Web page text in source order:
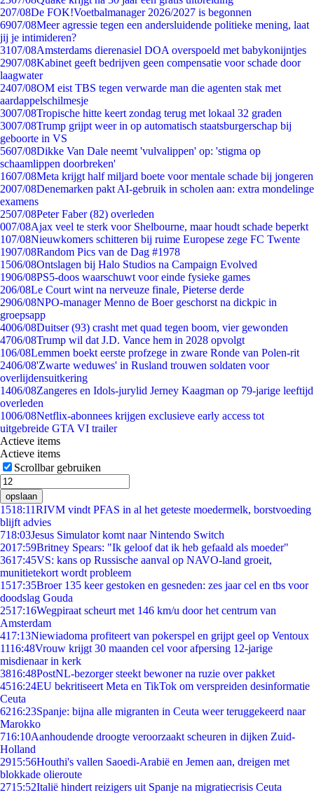
207/08De FOK!Voetbalmanager 2026/2027 is begonnen
6907/08Meer agressie tegen een andersluidende politieke mening, laat
jij je intimideren?
3107/08Amsterdams dierenasiel DOA overspoeld met babykonijntjes
2907/08Kabinet geeft bedrijven geen compensatie voor schade door
laagwater
2407/08OM eist TBS tegen verwarde man die agenten stak met
aardappelschilmesje
3007/08Tropische hitte keert zondag terug met lokaal 32 graden
3007/08Trump grijpt weer in op automatisch staatsburgerschap bij
geboorte in VS
5607/08Dikke Van Dale neemt 'vulvalippen' op: 'stigma op
schaamlippen doorbreken'
1607/08Meta krijgt half miljard boete voor mentale schade bij jongeren
2007/08Denemarken pakt AI-gebruik in scholen aan: extra mondelinge
examens
2507/08Peter Faber (82) overleden
007/08Ajax veel te sterk voor Shelbourne, maar houdt schade beperkt
107/08Nieuwkomers schitteren bij ruime Europese zege FC Twente
1907/08Random Pics van de Dag #1978
1506/08Ontslagen bij Halo Studios na Campaign Evolved
1906/08PS5-doos waarschuwt voor einde fysieke games
206/08Le Court wint na nerveuze finale, Pieterse derde
2906/08NPO-manager Menno de Boer geschorst na dickpic in
groepsapp
4006/08Duitser (93) crasht met quad tegen boom, vier gewonden
4706/08Trump wil dat J.D. Vance hem in 2028 opvolgt
106/08Lemmen boekt eerste profzege in zware Ronde van Polen-rit
2406/08'Zwarte weduwes' in Rusland trouwen soldaten voor
overlijdensuitkering
1406/08Zangeres en Idols-jurylid Jerney Kaagman op 79-jarige leeftijd
overleden
1006/08Netflix-abonnees krijgen exclusieve early access tot
uitgebreide GTA VI trailer
Actieve items
Actieve items
Scrollbar gebruiken
opslaan
1518:11RIVM vindt PFAS in al het geteste moedermelk, borstvoeding
blijft advies
718:03Jesus Simulator komt naar Nintendo Switch
2017:59Britney Spears: "Ik geloof dat ik heb gefaald als moeder"
3617:45VS: kans op Russische aanval op NAVO-land groeit,
munitietekort wordt probleem
1517:35Broer 135 keer gestoken en gesneden: zes jaar cel en tbs voor
doodslag Gouda
2517:16Wegpiraat scheurt met 146 km/u door het centrum van
Amsterdam
417:13Niewiadoma profiteert van pokerspel en grijpt geel op Ventoux
1116:48Vrouw krijgt 30 maanden cel voor afpersing 12-jarige
misdienaar in kerk
3816:48PostNL-bezorger steekt bewoner na ruzie over pakket
4516:24EU bekritiseert Meta en TikTok om verspreiden desinformatie
Ceuta
6216:23Spanje: bijna alle migranten in Ceuta weer teruggekeerd naar
Marokko
716:10Aanhoudende droogte veroorzaakt scheuren in dijken Zuid-
Holland
2915:56Houthi's vallen Saoedi-Arabië en Jemen aan, dreigen met
blokkade olieroute
2715:52Italië hindert reizigers uit Spanje na migratiecrisis Ceuta